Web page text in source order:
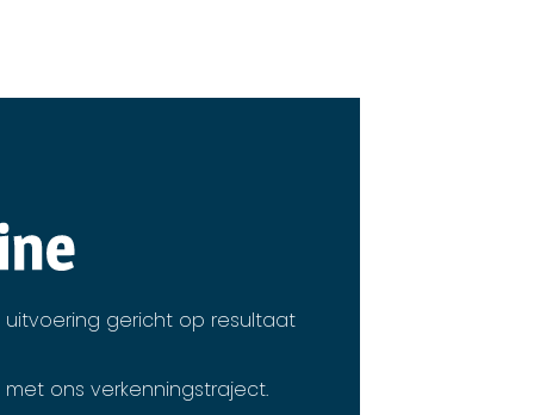
gericht op resultaat
ons verkenningstraject.